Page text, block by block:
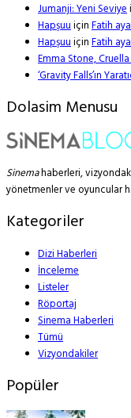
Jumanji: Yeni Seviye
HapşuuiçinFatih
HapşuuiçinFatih
Emma Stone,
‘Gravity Falls’ın
Dolasim Menusu
Sinemahaberleri,
yönetmenler ve oyuncular
Kategoriler
Dizi Haberleri
İnceleme
Listeler
Röportaj
Sinema Haberleri
Tümü
Vizyondakiler
Popüler